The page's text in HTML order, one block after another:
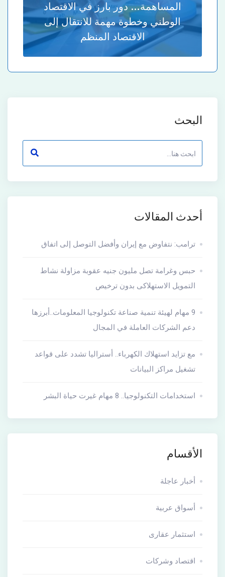
المساهمة… دور بارز في الاقتصاد
الوطني وخطوة مهمة للانتقال إلى
الاقتصاد المنظم
البحث
أحدث المقالات
ترامب: نتفاوض مع إيران وأفضل التوصل إلى اتفاق
حبس وغرامة تصل مليون جنيه عقوبة مزاولة نشاط
التمويل الاستهلاكى بدون ترخيص
9 مهام لهيئة تنمية صناعة تكنولوجيا المعلومات..أبرزها
دعم الشركات العاملة في المجال
مع تزايد استهلاك الكهرباء.. أستراليا تشدد على قواعد
تشغيل مراكز البيانات
استخدامات التكنولوجيا.. 8 مهام غيرت حياة البشر
الأقسام
أخبار عاجلة
أسواق عربية
استثمار عقارى
اقتصاد وشركات